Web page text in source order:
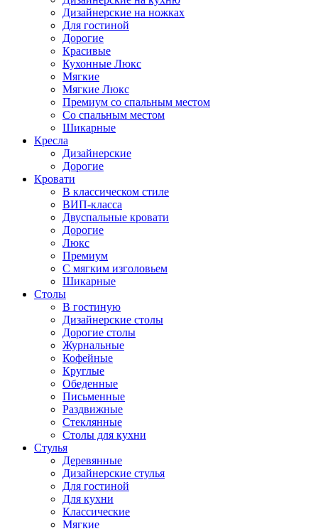
Дизайнерские на ножках
Для гостиной
Дорогие
Красивые
Кухонные Люкс
Мягкие
Мягкие Люкс
Премиум со спальным местом
Со спальным местом
Шикарные
Кресла
Дизайнерские
Дорогие
Кровати
В классическом стиле
ВИП-класса
Двуспальные кровати
Дорогие
Люкс
Премиум
С мягким изголовьем
Шикарные
Столы
В гостиную
Дизайнерские столы
Дорогие столы
Журнальные
Кофейные
Круглые
Обеденные
Письменные
Раздвижные
Стеклянные
Столы для кухни
Стулья
Деревянные
Дизайнерские стулья
Для гостиной
Для кухни
Классические
Мягкие